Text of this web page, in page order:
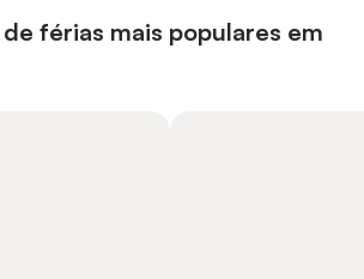
férias mais populares em